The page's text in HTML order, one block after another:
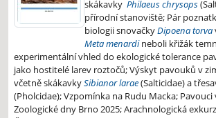
skákavky Philaeus chrysops
přírodní stanoviště; Pár
biologii snovačkyDipoena torva
Meta menardineboli křižák
experimentální vhled do ekologické tolerance
jako hostitelé larev roztočů; Výskyt pavouků v
včetně skákavkySibianor larae(Salticidae) a
(Pholcidae); Vzpomínka na Rudu Macka;
Zoologické dny Brno 2025; Arachnologická